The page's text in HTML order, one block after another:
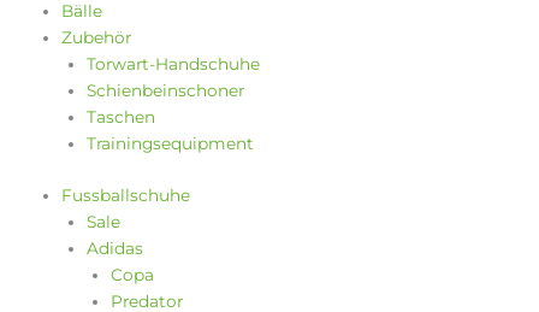
Bälle
Zubehör
Torwart-Handschuhe
Schienbeinschoner
Taschen
Trainingsequipment
Fussballschuhe
Sale
Adidas
Copa
Predator